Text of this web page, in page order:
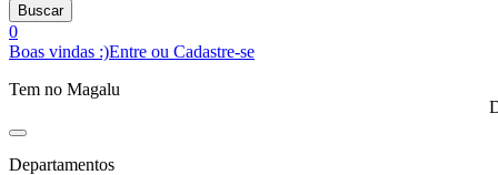
Buscar
0
Boas vindas :)Entre ou Cadastre-se
Tem no Magalu
Departamentos